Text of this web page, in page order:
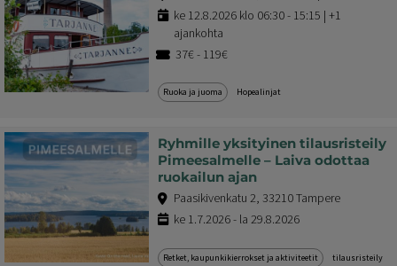
ke 12.8.2026 klo 06:30 - 15:15 | +1
ajankohta
37€ - 119€
Ruoka ja juoma Hopealinjat
Ryhmille yksityinen tilausristeily
Pimeesalmelle – Laiva odottaa
ruokailun ajan
Paasikivenkatu 2, 33210 Tampere
ke 1.7.2026 - la 29.8.2026
Retket, kaupunkikierrokset ja aktiviteetit tilausristeily